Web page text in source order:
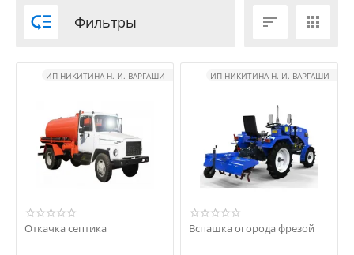
 Фильтры  
ИП НИКИТИНА Н. И. ВАРГАШИ
Откачка септика
ИП НИКИТИНА Н. И. ВАРГАШИ
Вспашка огорода фрезой